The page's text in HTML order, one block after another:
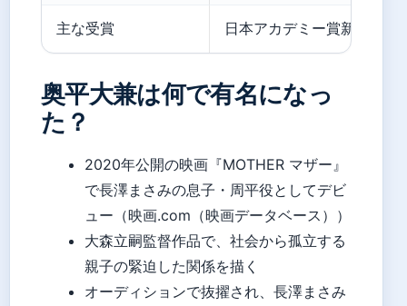
主な受賞 日本アカデミー賞新人俳優
奥平大兼は何で有名になっ
た？
2020年公開の映画『MOTHER マザー』
で長澤まさみの息子・周平役としてデビ
ュー（映画.com（映画データベース））
大森立嗣監督作品で、社会から孤立する
親子の緊迫した関係を描く
オーディションで抜擢され、長澤まさみ